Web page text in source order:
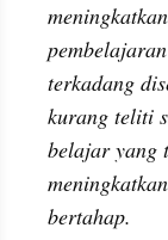
terkadang
kurang teliti
belajar yang
bertahap.